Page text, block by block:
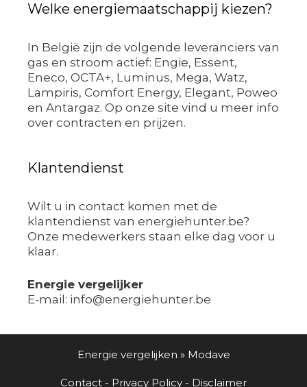
Welke energiemaatschappij kiezen?
In België zijn de volgende leveranciers van
gas en stroom actief: Engie, Essent,
Eneco, OCTA+, Luminus, Mega, Watz,
Lampiris, Comfort Energy, Elegant, Poweo
en Antargaz. Op onze site vind u meer info
over contracten en prijzen.
Klantendienst
Wilt u in contact komen met de
klantendienst van energiehunter.be?
Onze medewerkers staan elke dag voor u
klaar.
Energie vergelijker
E-mail: info@energiehunter.be
Energie vergelijken » Modave
Contact - Privacy Policy - Disclaimer